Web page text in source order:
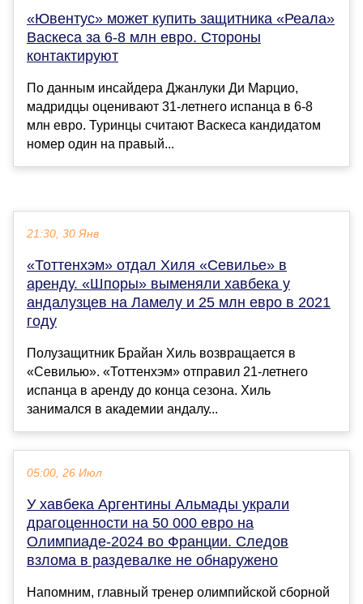
«Ювентус» может купить защитника «Реала»
Васкеса за 6-8 млн евро. Стороны
контактируют
По данным инсайдера Джанлуки Ди Марцио,
мадридцы оценивают 31-летнего испанца в 6-8
млн евро. Туринцы считают Васкеса кандидатом
номер один на правый...
21:30, 30 Янв
«Тоттенхэм» отдал Хиля «Севилье» в
аренду. «Шпоры» выменяли хавбека у
андалузцев на Ламелу и 25 млн евро в 2021
году
Полузащитник Брайан Хиль возвращается в
«Севилью». «Тоттенхэм» отправил 21-летнего
испанца в аренду до конца сезона. Хиль
занимался в академии андалу...
05:00, 26 Июл
У хавбека Аргентины Альмады украли
драгоценности на 50 000 евро на
Олимпиаде-2024 во Франции. Следов
взлома в раздевалке не обнаружено
Напомним, главный тренер олимпийской сборной